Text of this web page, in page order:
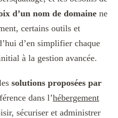
d’un nom de domaine ne
certains outils et
d’en simplifier chaque
à la gestion avancée.
solutions proposées par
dans l’hébergement
sécuriser et administrer